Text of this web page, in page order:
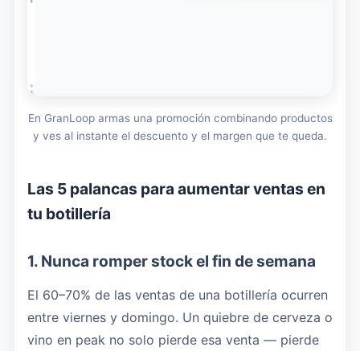
En GranLoop armas una promoción combinando productos
y ves al instante el descuento y el margen que te queda.
Las 5 palancas para aumentar ventas en
tu botillería
1. Nunca romper stock el fin de semana
El 60–70% de las ventas de una botillería ocurren
entre viernes y domingo. Un quiebre de cerveza o
vino en peak no solo pierde esa venta — pierde